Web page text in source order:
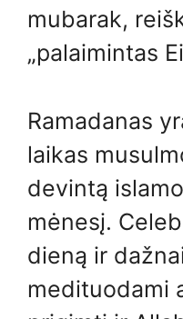
mubarak,
„palaimintas
Ramadanas
laikas
devintą
mėnesį.
dieną ir
medituodami